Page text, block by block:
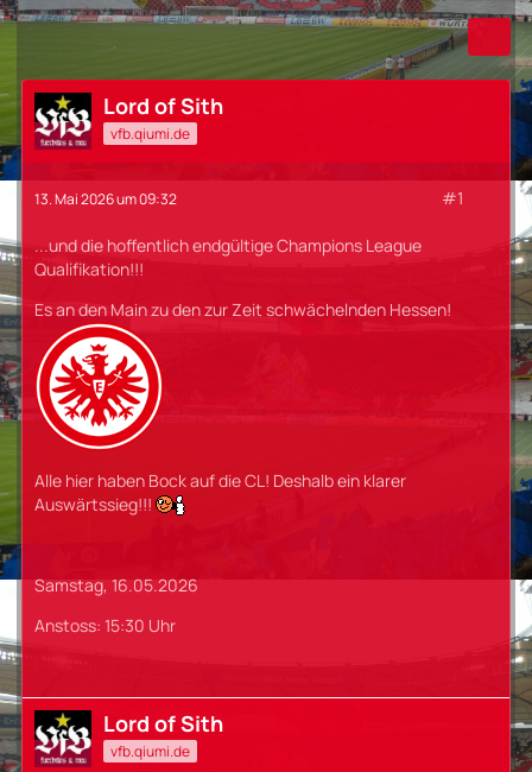
Lord of Sith
vfb.qiumi.de
13. Mai 2026 um 09:32 #1
...und die hoffentlich endgültige Champions League
Qualifikation!!!
Es an den Main zu den zur Zeit schwächelnden Hessen!
Alle hier haben Bock auf die CL! Deshalb ein klarer
Auswärtssieg!!!
Samstag, 16.05.2026
Anstoss: 15:30 Uhr
Lord of Sith
vfb.qiumi.de